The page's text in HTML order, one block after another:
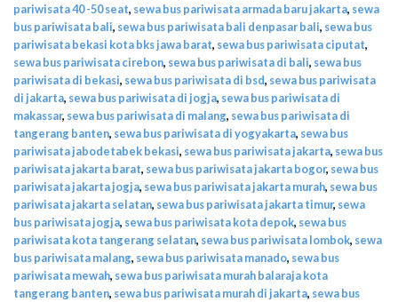
pariwisata 40 -50 seat, sewa bus pariwisata armada baru jakarta, sewa
bus pariwisata bali, sewa bus pariwisata bali denpasar bali, sewa bus
pariwisata bekasi kota bks jawa barat, sewa bus pariwisata ciputat,
sewa bus pariwisata cirebon, sewa bus pariwisata di bali, sewa bus
pariwisata di bekasi, sewa bus pariwisata di bsd, sewa bus pariwisata
di jakarta, sewa bus pariwisata di jogja, sewa bus pariwisata di
makassar, sewa bus pariwisata di malang, sewa bus pariwisata di
tangerang banten, sewa bus pariwisata di yogyakarta, sewa bus
pariwisata jabodetabek bekasi, sewa bus pariwisata jakarta, sewa bus
pariwisata jakarta barat, sewa bus pariwisata jakarta bogor, sewa bus
pariwisata jakarta jogja, sewa bus pariwisata jakarta murah, sewa bus
pariwisata jakarta selatan, sewa bus pariwisata jakarta timur, sewa
bus pariwisata jogja, sewa bus pariwisata kota depok, sewa bus
pariwisata kota tangerang selatan, sewa bus pariwisata lombok, sewa
bus pariwisata malang, sewa bus pariwisata manado, sewa bus
pariwisata mewah, sewa bus pariwisata murah balaraja kota
tangerang banten, sewa bus pariwisata murah di jakarta, sewa bus